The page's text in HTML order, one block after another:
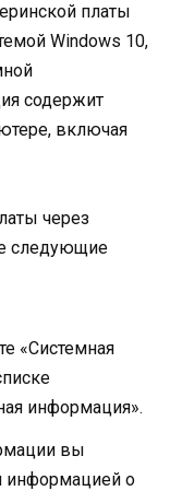
платы
Windows 10,
содержит
включая
через
следующие
«Системная
информация».
вы
информацией о